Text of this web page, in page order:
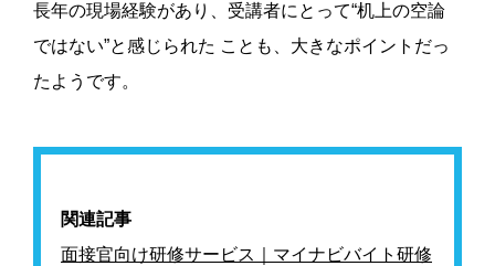
長年の現場経験があり、受講者にとって“机上の空論
ではない”と感じられた ことも、大きなポイントだっ
たようです。
関連記事
面接官向け研修サービス｜マイナビバイト研修